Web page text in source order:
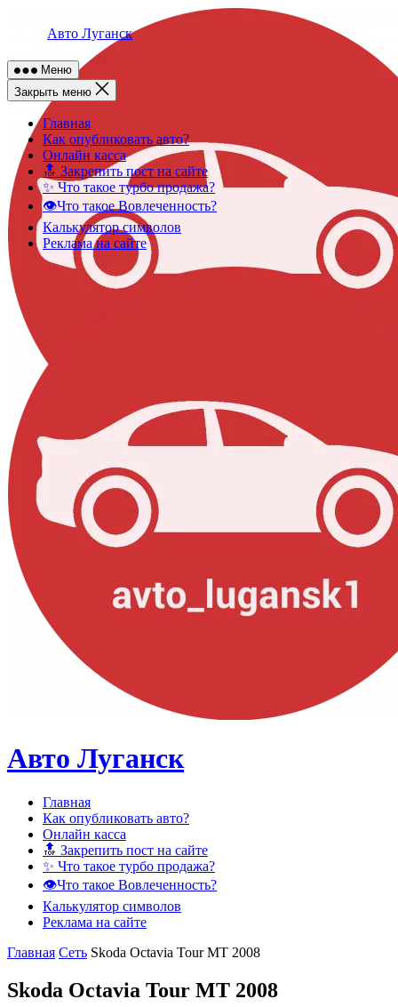
Авто Луганск
Меню
Закрыть меню
Главная
Как опубликовать авто?
Онлайн касса
🔝 Закрепить пост на сайте
✨ Что такое турбо продажа?
👁️Что такое Вовлеченность?
Калькулятор символов
Реклама на сайте
Авто Луганск
Главная
Как опубликовать авто?
Онлайн касса
🔝 Закрепить пост на сайте
✨ Что такое турбо продажа?
👁️Что такое Вовлеченность?
Калькулятор символов
Реклама на сайте
Главная Сеть Skoda Octavia Tour MT 2008
Skoda Octavia Tour MT 2008